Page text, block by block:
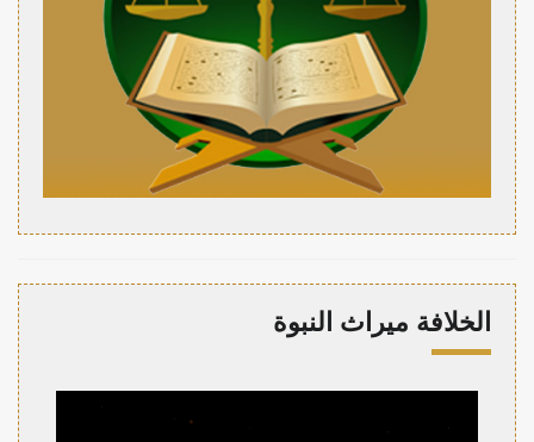
الخلافة ميراث النبوة